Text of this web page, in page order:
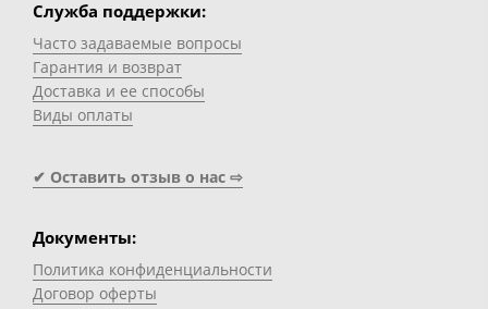
Служба поддержки:
Часто задаваемые вопросы
Гарантия и возврат
Доставка и ее способы
Виды оплаты
✔ Оставить отзыв о нас ⇨
Документы:
Политика конфиденциальности
Договор оферты